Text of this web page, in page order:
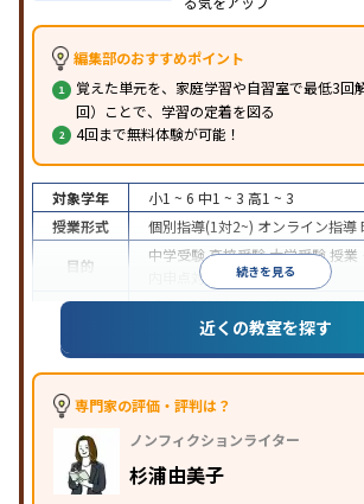
編集部のおすすめポイント
覚えた単元を、家庭学習や自習室で最低3回
回）ことで、学習の定着を図る
4回まで無料体験が可能！
続きを見る
対象学年 小1 ~ 6 中1 ~ 3 高1 ~ 3
授業形式
個別指導(1対2~) オンライン指導
目的
中学受験高校受験大学受験 授業
内申点対策
学習習慣の定着
成績保証制度あり授業の振替可能
1科目から受講可能季節講習のみ
※2023年3月調査。小学校高学年の個別指導塾アン
近くの教室を探す
専門家の評価・評判は？
ノンフィクションライター
杉浦由美子